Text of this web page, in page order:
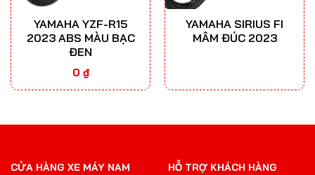
YAMAHA YZF-R15
2023 ABS MÀU BẠC
ĐEN
0 ₫
YAMAHA SIRIUS FI
MÂM ĐÚC 2023
CỬA HÀNG XE MÁY NAM
HỖ TRỢ KHÁCH HÀNG